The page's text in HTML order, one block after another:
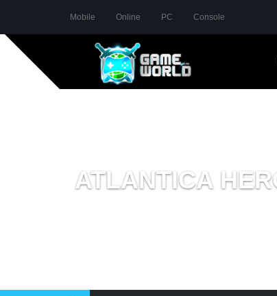
Mobile Online PC Console
ATLANTICA